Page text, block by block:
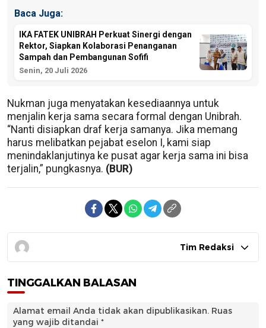
Baca Juga:
IKA FATEK UNIBRAH Perkuat Sinergi dengan
Rektor, Siapkan Kolaborasi Penanganan
Sampah dan Pembangunan Sofifi
Senin, 20 Juli 2026
Nukman juga menyatakan kesediaannya untuk
menjalin kerja sama secara formal dengan Unibrah.
“Nanti disiapkan draf kerja samanya. Jika memang
harus melibatkan pejabat eselon I, kami siap
menindaklanjutinya ke pusat agar kerja sama ini bisa
terjalin,” pungkasnya. (BUR)
Tim Redaksi
TINGGALKAN BALASAN
Alamat email Anda tidak akan dipublikasikan. Ruas
yang wajib ditandai *